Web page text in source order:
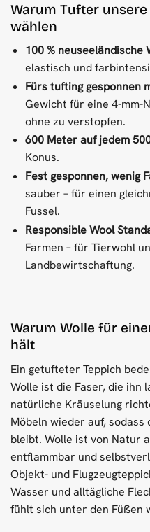
Warum Tufter
wählen
100 % neuseeländische
elastisch und
Fürs tufting gesponnen
Gewicht für eine 4-mm-
ohne zu verstopfen.
600 Meter auf jedem
Konus.
Fest gesponnen, wenig
sauber – für einen
Fussel.
Responsible Wool
Farmen – für Tierwohl
Landbewirtschaftung.
Warum Wolle für
hält
Ein getufteter Teppich
Wolle ist die Faser, die ihn
natürliche Kräuselung
Möbeln wieder auf,
bleibt. Wolle ist von Natur
entflammbar und
Objekt- und
Wasser und alltägliche
fühlt sich unter den Füßen